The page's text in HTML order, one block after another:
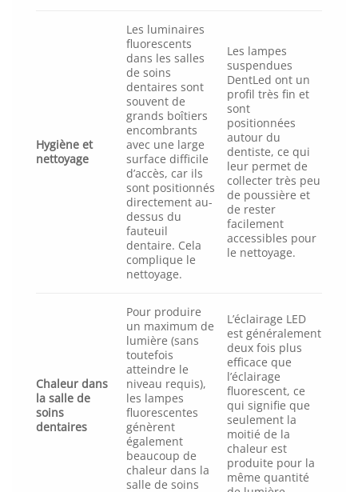
Hygiène et
nettoyage
Les luminaires
fluorescents
dans les salles
de soins
dentaires sont
souvent de
grands boîtiers
encombrants
avec une large
surface difficile
d’accès, car ils
sont positionnés
directement au-
dessus du
fauteuil
dentaire. Cela
complique le
nettoyage.
Les lampes
suspendues
DentLed ont un
profil très fin et
sont
positionnées
autour du
dentiste, ce qui
leur permet de
collecter très peu
de poussière et
de rester
facilement
accessibles pour
le nettoyage.
Chaleur dans
la salle de
soins
dentaires
Pour produire
un maximum de
lumière (sans
toutefois
atteindre le
niveau requis),
les lampes
fluorescentes
génèrent
également
beaucoup de
chaleur dans la
salle de soins
L’éclairage LED
est généralement
deux fois plus
efficace que
l’éclairage
fluorescent, ce
qui signifie que
seulement la
moitié de la
chaleur est
produite pour la
même quantité